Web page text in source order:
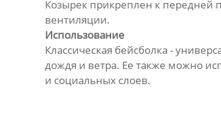
Козырек прикреплен к передней
вентиляции.
Использование
Классическая бейсболка -
дождя и ветра. Ее также можно
и социальных слоев.